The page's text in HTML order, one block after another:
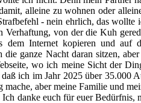
alleine zu wohnen oder
-nein ehrlich, das wollte
Verhaftung, von der die Kuh
dem Internet kopieren und auf
die ganze Nacht daran sitzen,
wo ich meine Sicht der
daß ich im Jahr 2025über 35.000
mache, aber meine Familie und
danke euch für euer Bedürfnis,